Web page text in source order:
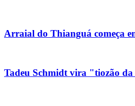
Arraial do Thianguá começa
Tadeu Schmidt vira "tiozão